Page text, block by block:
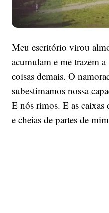
Meu escritório virou
acumulam e me trazem a
coisas demais. O
subestimamos nossa
E nós rimos. E as
e cheias de partes de